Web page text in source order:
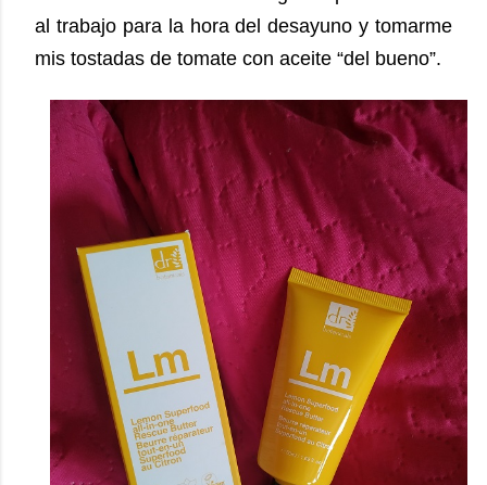
al trabajo para la hora del desayuno y tomarme
mis tostadas de tomate con aceite “del bueno”.